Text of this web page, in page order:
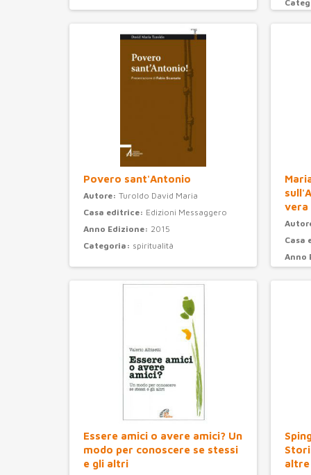
Povero sant'Antonio
Autore: Turoldo David Maria
Casa editrice: Edizioni Messaggero
Anno Edizione: 2015
Categoria: spiritualità
vera
Casa
Anno
Essere amici o avere amici? Un
modo per conoscere se stessi
e gli altri